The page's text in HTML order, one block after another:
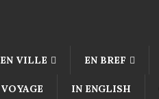
EN VILLE EN BREF
VOYAGE IN ENGLISH